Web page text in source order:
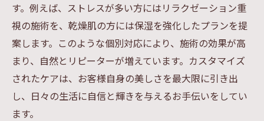
す。例えば、ストレスが多い方にはリラクゼーション重
視の施術を、乾燥肌の方には保湿を強化したプランを提
案します。このような個別対応により、施術の効果が高
まり、自然とリピーターが増えています。カスタマイズ
されたケアは、お客様自身の美しさを最大限に引き出
し、日々の生活に自信と輝きを与えるお手伝いをしてい
ます。